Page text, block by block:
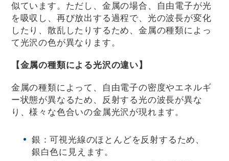
似ています。ただし、金属の場合、自由電子が光
を吸収し、再び放出する過程で、光の波長が変化
したり、散乱したりするため、金属の種類によっ
て光沢の色が異なります。
【金属の種類による光沢の違い】
金属の種類によって、自由電子の密度やエネルギ
ー状態が異なるため、反射する光の波長が異な
り、様々な色合いの金属光沢が現れます。
銀：可視光線のほとんどを反射するため、
銀白色に見えます。